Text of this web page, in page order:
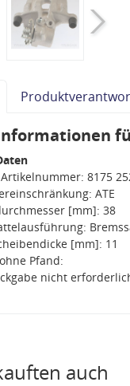
8175
ATE
[mm]: 38
[mm]: 11
Pfand:
nicht
auch